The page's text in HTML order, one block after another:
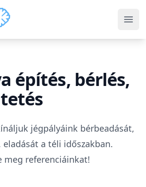
építés, bérlés,
jégpályáink bérbeadását,
a téli időszakban.
meg referenciáinkat!